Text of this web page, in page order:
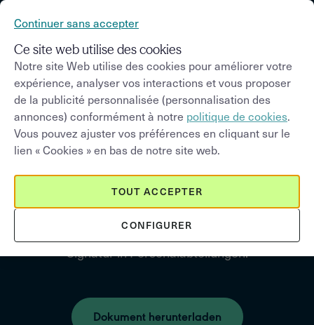
HR-Dokumente
digital und rechtswirksam
unterzeichnen
Laden Sie diese Übersicht herunter, um zu
erfahren, welche HR-Dokumente Sie rechtskräftig
digitaliseren können. Dieser Leitfaden gibt
Antworten auf die klassischen Fragen zur e-
Signatur in Personalabteilungen.
Dokument herunterladen
Continuer sans accepter
Ce site web utilise des cookies
Notre site Web utilise des cookies pour améliorer votre
expérience, analyser vos interactions et vous proposer
de la publicité personnalisée (personnalisation des
annonces) conformément à notre politique de cookies.
Vous pouvez ajuster vos préférences en cliquant sur le
lien « Cookies » en bas de notre site web.
CONFIGURER
TOUT ACCEPTER